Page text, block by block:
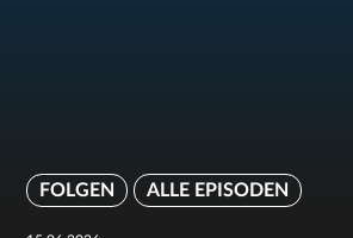
FOLGEN ALLE EPISODEN